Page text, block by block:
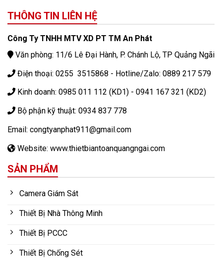
THÔNG TIN LIÊN HỆ
Công Ty TNHH MTV XD PT TM An Phát
Văn phòng: 11/6 Lê Đại Hành, P. Chánh Lộ, TP Quảng Ngãi
Điện thoại: 0255 3515868 - Hotline/Zalo: 0889 217 579
Kinh doanh: 0985 011 112 (KD1) - 0941 167 321 (KD2)
Bộ phận kỹ thuật: 0934 837 778
Email: congtyanphat911@gmail.com
Website: www.thietbiantoanquangngai.com
SẢN PHẨM
Camera Giám Sát
Thiết Bị Nhà Thông Minh
Thiết Bị PCCC
Thiết Bị Chống Sét